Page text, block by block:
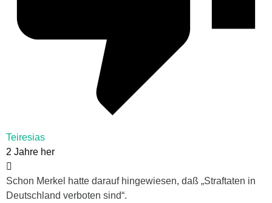
Teiresias
2 Jahre her
Schon Merkel hatte darauf hingewiesen, daß „Straftaten in
Deutschland verboten sind“.